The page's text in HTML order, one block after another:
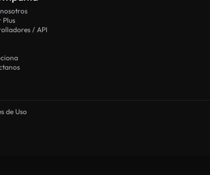
Plus
/ API
de Uso